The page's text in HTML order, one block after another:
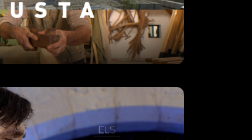
i les xarxes més entusiastes
mostra del talent illenc en